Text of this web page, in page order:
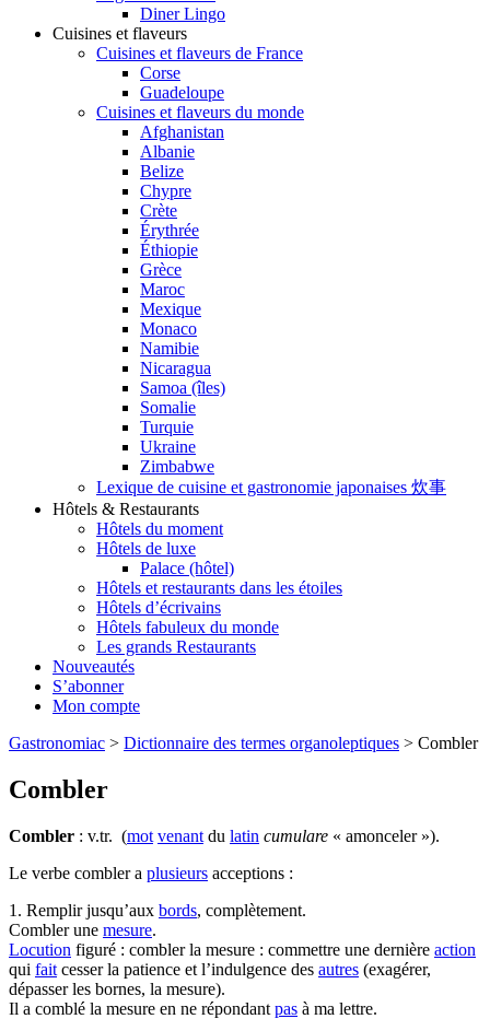
Diner Lingo
Cuisines et flaveurs
Cuisines et flaveurs de France
Corse
Guadeloupe
Cuisines et flaveurs du monde
Afghanistan
Albanie
Belize
Chypre
Crète
Érythrée
Éthiopie
Grèce
Maroc
Mexique
Monaco
Namibie
Nicaragua
Samoa (îles)
Somalie
Turquie
Ukraine
Zimbabwe
Lexique de cuisine et gastronomie japonaises 炊事
Hôtels & Restaurants
Hôtels du moment
Hôtels de luxe
Palace (hôtel)
Hôtels et restaurants dans les étoiles
Hôtels d’écrivains
Hôtels fabuleux du monde
Les grands Restaurants
Nouveautés
S’abonner
Mon compte
Gastronomiac > Dictionnaire des termes organoleptiques > Combler
Combler
Combler : v.tr. (mot venant du latin cumulare « amonceler »).
Le verbe combler a plusieurs acceptions :
1. Remplir jusqu’aux bords, complètement.
Combler une mesure.
Locution figuré : combler la mesure : commettre une dernière action
qui fait cesser la patience et l’indulgence des autres (exagérer,
dépasser les bornes, la mesure).
Il a comblé la mesure en ne répondant pas à ma lettre.